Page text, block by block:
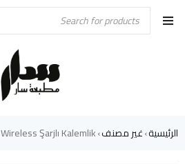
الرئيسية›غير مصنف›
Wireless Şarjlı Kalemlik